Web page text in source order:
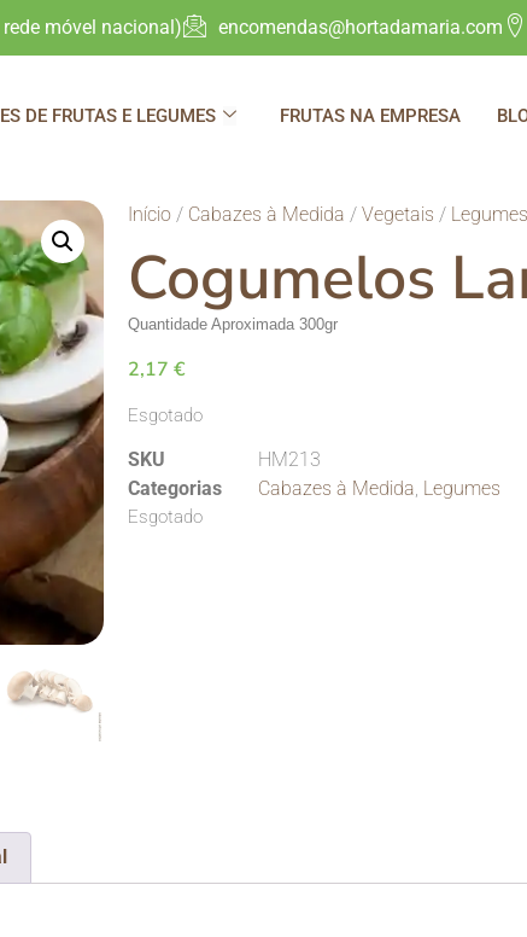
móvel nacional) encomendas@hortadamaria.com
DE FRUTAS E LEGUMES FRUTAS NA EMPRESA
Início/ Cabazes à Medida / Vegetais / Legumes
Cogumelos
Quantidade Aproximada 300gr
2,17 €
Esgotado
SKU
HM213
Categorias
Cabazes à Medida, Legumes
Esgotado